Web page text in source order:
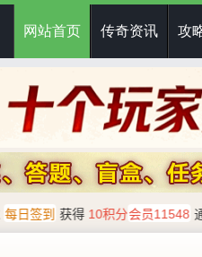
网站首页 传奇资讯 攻